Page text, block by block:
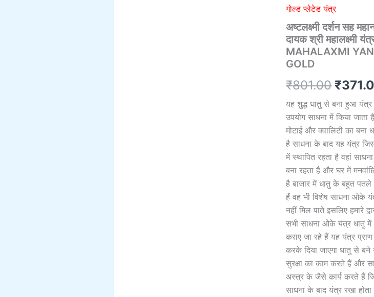
गोल्ड प्लेटेड यंत्र
अष्टलक्ष्मी दर्शन सह
दायक श्री महालक्ष्मी
MAHALAXMI
GOLD
₹801.00
was:
₹
यह शुद्ध धातु से बना हुआ
उपयोग साधना में किया जाता
मोटाई और क्वालिटी का बना
है साधना के बाद यह यंत्र
में स्थापित रहता है वहां
बना रहता है और घर में
है बाजार में धातु के बहुत पतले
हैं वह भी विशेष साधना ओके
नहीं मिल पाते इसलिए हमारे
सभी साधना ओके यंत्र धातु में
कराए जा रहे हैं यह यंत्र प्राण
करके दिया जाएगा धातु से
सुरक्षा का काम करते हैं और
अस्त्र के जैसे कार्य करते हैं
साधना के बाद यंत्र रखा
सिद्धि
श्री
महालक्ष्मी
यंत्र
SHRI
MAHALAXMI
GOLD